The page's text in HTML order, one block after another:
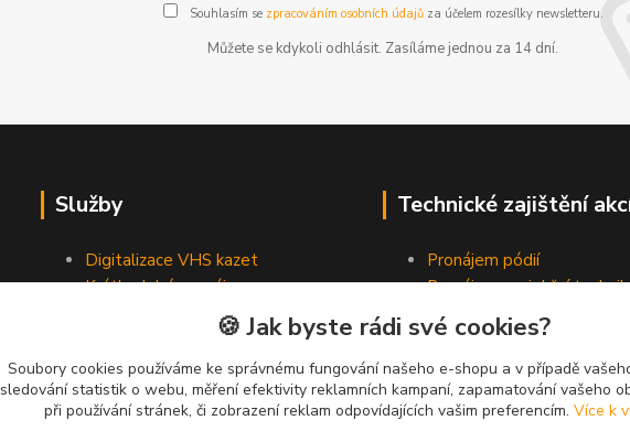
Souhlasím se zpracováním osobních údajůza účelem rozesílky newsletteru.
Můžete se kdykoli odhlásit. Zasíláme jednou za 14 dní.
Služby
Digitalizace VHS kazet
Krátkodobé pronájmy
Technické zajištění
Pronájem pódií
Pronájem projekční
Pronájem osvětlovací
Pronájem ozvučovací
🍪 Jak byste rádi své cookies?
Soubory cookies používáme ke správnému fungování našeho e-shopu a v případě
sledování statistik o webu, měření efektivity reklamních kampaní, zapamatování vašeho
při používání stránek, či zobrazení reklam odpovídajících vašim preferencím. Více k